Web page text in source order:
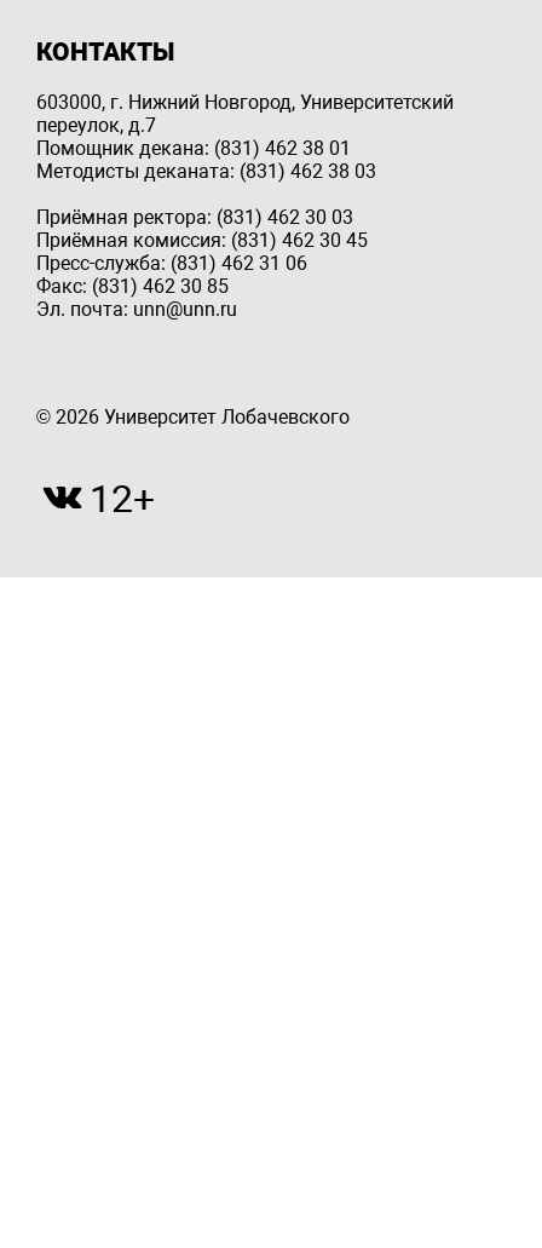
КОНТАКТЫ
603000, г. Нижний Новгород, Университетский
переулок, д.7
Помощник декана: (831) 462 38 01
Методисты деканата: (831) 462 38 03
Приёмная ректора: (831) 462 30 03
Приёмная комиссия: (831) 462 30 45
Пресс-служба: (831) 462 31 06
Факс: (831) 462 30 85
Эл. почта: unn@unn.ru
© 2026 Университет Лобачевского
12+